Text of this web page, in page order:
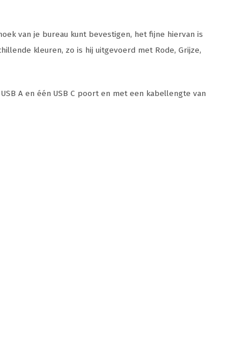
van je bureau kunt bevestigen, het fijne hiervan is
kleuren, zo is hij uitgevoerd met Rode, Grijze,
A en één USB C poort en met een kabellengte van